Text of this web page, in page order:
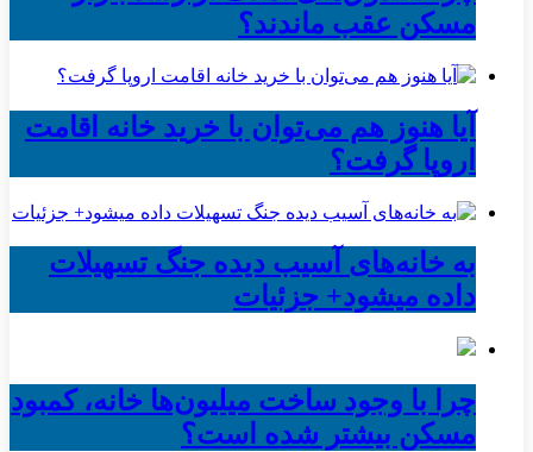
مسکن عقب ماندند؟
آیا هنوز هم می‌توان با خرید خانه اقامت
اروپا گرفت؟
به خانه‌های آسیب دیده جنگ تسهیلات
داده میشود+ جزئیات
چرا با وجود ساخت میلیون‌ها خانه، کمبود
مسکن بیشتر شده است؟